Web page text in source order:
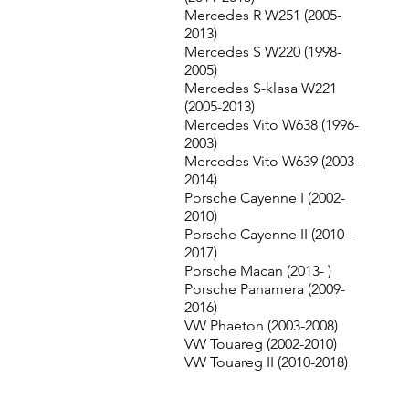
Mercedes R W251 (2005-
2013)
Mercedes S W220 (1998-
2005)
Mercedes S-klasa W221
(2005-2013)
Mercedes Vito W638 (1996-
2003)
Mercedes Vito W639 (2003-
2014)
Porsche Cayenne I (2002-
2010)
Porsche Cayenne II (2010 -
2017)
Porsche Macan (2013- )
Porsche Panamera (2009-
2016)
VW Phaeton (2003-2008)
VW Touareg (2002-2010)
VW Touareg II (2010-2018)